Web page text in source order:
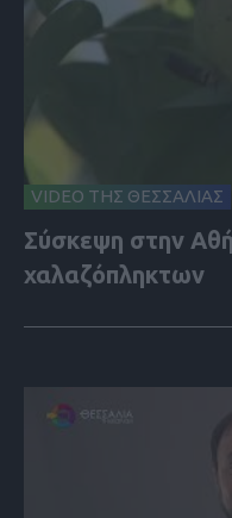
VIDEO ΤΗΣ ΘΕΣΣΑΛΙΑΣ
Σύσκεψη στην
χαλαζόπληκτων